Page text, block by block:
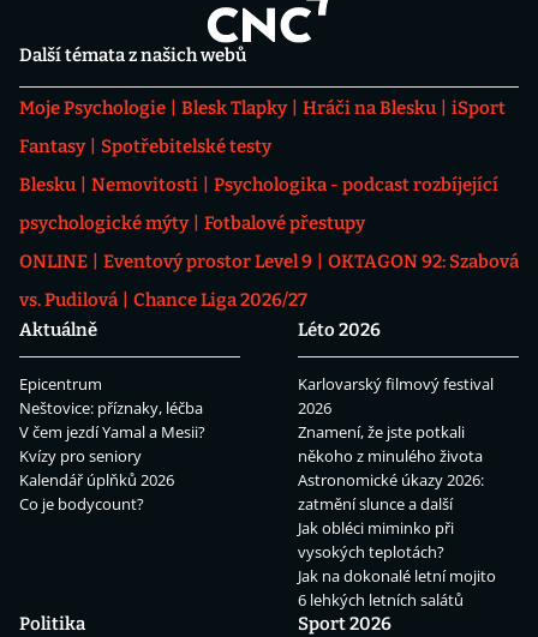
Další témata z našich webů
Moje Psychologie Blesk Tlapky Hráči na Blesku
iSport
Fantasy
Spotřebitelské testy
Blesku
Nemovitosti
Psychologika - podcast rozbíjející
psychologické mýty
Fotbalové přestupy
ONLINE
Eventový prostor Level 9
OKTAGON 92: Szabová
vs. Pudilová
Chance Liga 2026/27
Aktuálně
Epicentrum
Neštovice: příznaky, léčba
V čem jezdí Yamal a Mesii?
Kvízy pro seniory
Kalendář úplňků 2026
Co je bodycount?
Léto 2026
Karlovarský filmový festival
2026
Znamení, že jste potkali
někoho z minulého života
Astronomické úkazy 2026:
zatmění slunce a další
Jak obléci miminko při
vysokých teplotách?
Jak na dokonalé letní mojito
6 lehkých letních salátů
Politika
Sport 2026